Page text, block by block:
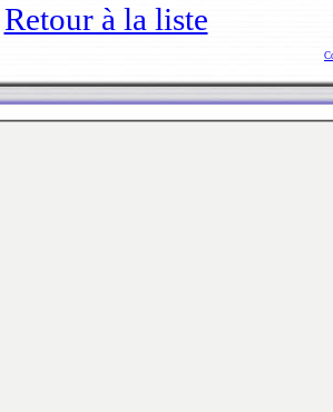
Retour à la liste